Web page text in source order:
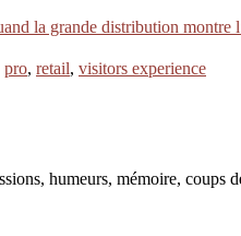
la grande distribution montre
pro, retail, visitors experience
humeurs, mémoire,